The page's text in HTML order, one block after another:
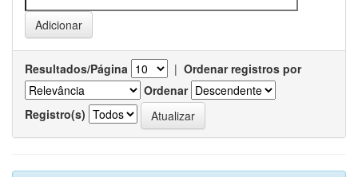
Resultados/Página | Ordenar registros por
Ordenar
Registro(s)